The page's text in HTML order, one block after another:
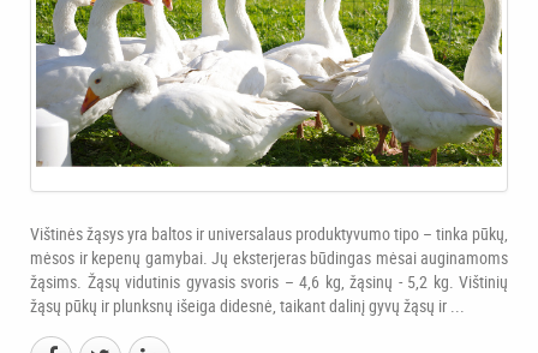
Vištinės žąsys yra baltos ir universalaus produktyvumo tipo – tinka pūkų,
mėsos ir kepenų gamybai. Jų eksterjeras būdingas mėsai auginamoms
žąsims. Žąsų vidutinis gyvasis svoris – 4,6 kg, žąsinų - 5,2 kg. Vištinių
žąsų pūkų ir plunksnų išeiga didesnė, taikant dalinį gyvų žąsų ir ...